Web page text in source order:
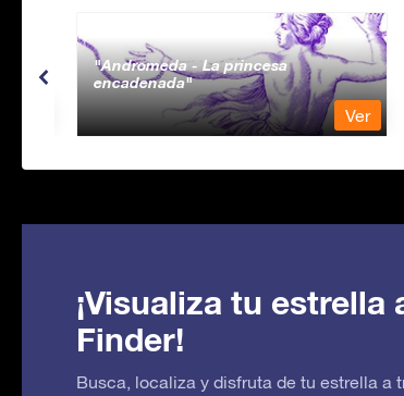
Andromeda - La princesa
encadenada
Ver
¡Visualiza tu
Finder!
Busca, localiza y disfruta de tu estrella a